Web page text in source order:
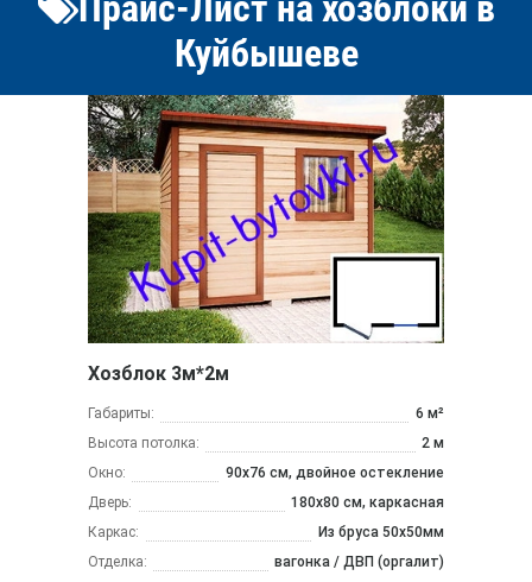
Куйбышеве
Хозблок 3м*2м
Габариты:
6 м²
Высота потолка:
2 м
Окно:
90х76 см, двойное остекление
Дверь:
180х80 см, каркасная
Каркас:
Из бруса 50x50мм
Отделка:
вагонка / ДВП (оргалит)